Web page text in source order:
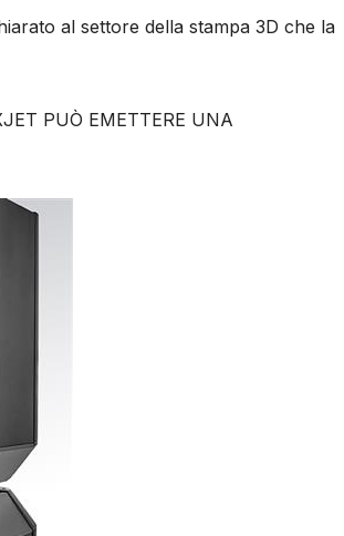
al settore della stampa 3D che la
PUÒ EMETTERE UNA